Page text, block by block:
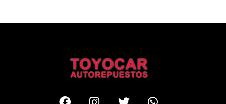
FacebookInstagram
TwitterWhatsapp